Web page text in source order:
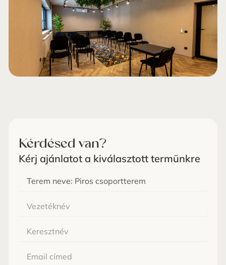
Kérdésed van?
Kérj ajánlatot a kiválasztott termünkre
terem